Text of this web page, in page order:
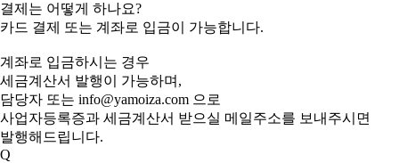
결제는 어떻게 하나요?
카드 결제 또는 계좌로 입금이 가능합니다.
계좌로 입금하시는 경우
세금계산서 발행이 가능하며,
담당자 또는 info@yamoiza.com 으로
사업자등록증과 세금계산서 받으실 메일주소를 보내주시면
발행해드립니다.
Q